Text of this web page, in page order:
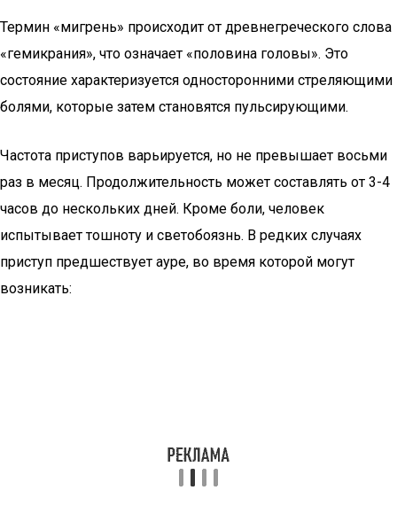
Термин «мигрень» происходит от древнегреческого слова
«гемикрания», что означает «половина головы». Это
состояние характеризуется односторонними стреляющими
болями, которые затем становятся пульсирующими.
Частота приступов варьируется, но не превышает восьми
раз в месяц. Продолжительность может составлять от 3-4
часов до нескольких дней. Кроме боли, человек
испытывает тошноту и светобоязнь. В редких случаях
приступ предшествует ауре, во время которой могут
возникать: